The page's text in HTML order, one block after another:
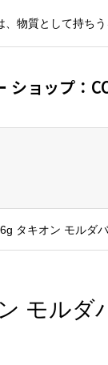
物質として持ち
ショップ：
タキオン モルダ
モルダ